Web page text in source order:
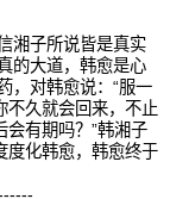
湘子所说皆是真实
的大道，韩愈是心
，对韩愈说：“服一
不久就会回来，不止
会有期吗？”韩湘子
度化韩愈，韩愈终于